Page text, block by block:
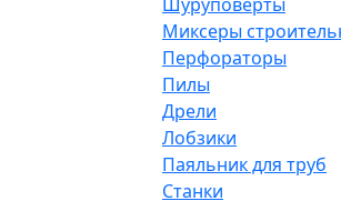
Миксеры
Перфораторы
Пилы
Дрели
Лобзики
Паяльник для труб
Станки